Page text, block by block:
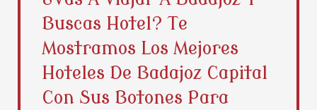
b
o
o
i
t
t
e
r
e
r
e
s
t
a
r
m
Buscas Hotel? Te
Mostramos Los Mejores
Hoteles De Badajoz Capital
Con Sus Botones Para